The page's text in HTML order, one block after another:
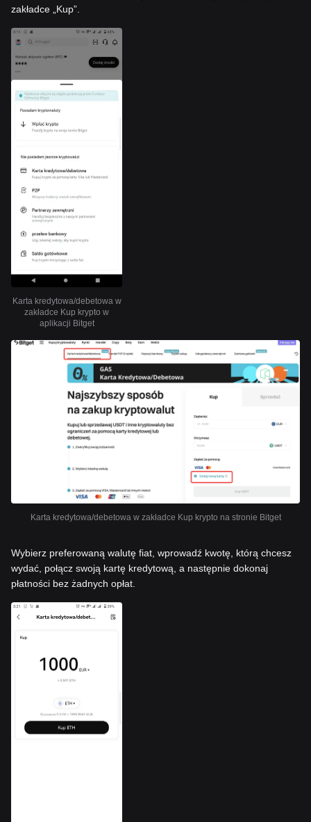
zakładce „Kup”.
Karta kredytowa/debetowa w
zakładce Kup krypto w
aplikacji Bitget
Karta kredytowa/debetowa w zakładce Kup krypto na stronie Bitget
Wybierz preferowaną walutę fiat, wprowadź kwotę, którą chcesz
wydać, połącz swoją kartę kredytową, a następnie dokonaj
płatności bez żadnych opłat.